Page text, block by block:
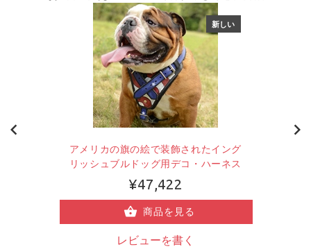
新しい
アメリカの旗の絵で装飾されたイング
リッシュブルドッグ用デコ・ハーネス
¥47,422
商品を見る
レビューを書く